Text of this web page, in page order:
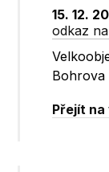
15. 12.
odkaz
Bohrova
Přejít